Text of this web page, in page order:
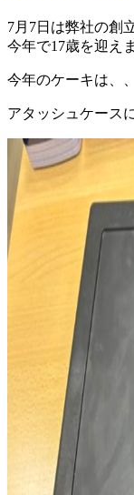
7月7日は弊社の創
今年で17歳を迎え
今年のケーキは、、
アタッシュケース